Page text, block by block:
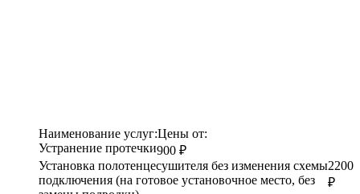
Наименование услуг:Цены от:
Устранение протечки900 ₽
Установка полотенцесушителя без изменения схемы
подключения (на готовое установочное место, без
2200
₽